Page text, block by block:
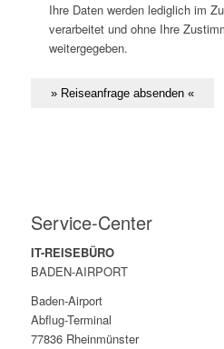
Ihre Daten werden lediglich im
verarbeitet und ohne Ihre
weitergegeben.
Service-Center
IT-REISEBÜRO
BADEN-AIRPORT
Baden-Airport
Abflug-Terminal
77836 Rheinmünster